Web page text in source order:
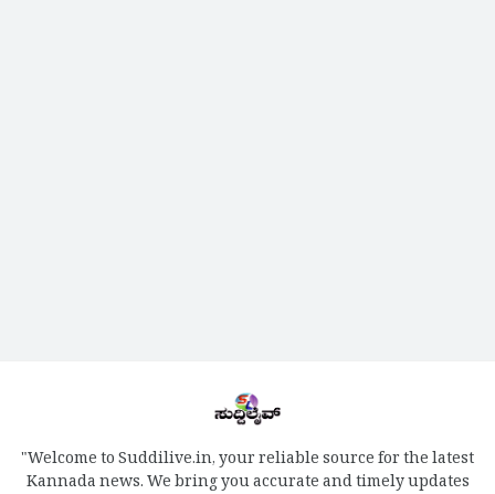
"Welcome to Suddilive.in, your reliable source for the latest
Kannada news. We bring you accurate and timely updates